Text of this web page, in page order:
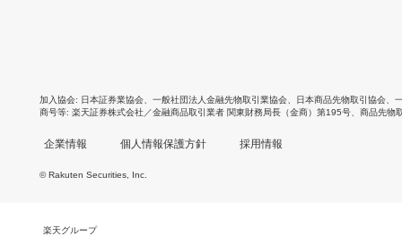
加入協会 日本証券業協会 一般社団法人金融先物取引業協会 日本商品先物取引協会
商号等 楽天証券株式会社／金融商品取引業者 関東財務局長（金商）第195号、商品先物
企業情報 個人情報保護方針 採用情報
© Rakuten Securities, Inc.
楽天グループ